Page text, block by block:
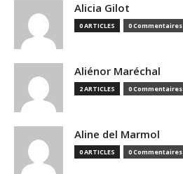
Alicia Gilot
0 ARTICLES 0 Commentaires
Aliénor Maréchal
2 ARTICLES 0 Commentaires
Aline del Marmol
0 ARTICLES 0 Commentaires